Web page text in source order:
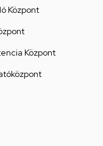
Központ
Központ